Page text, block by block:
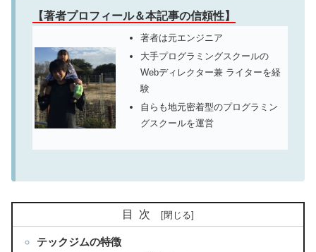
【著者プロフィール＆本記事の信頼性】
著者は元エンジニア
大手プログラミングスクールの
Webディレクター兼 ライターを経
験
自らも地元密着型のプログラミン
グスクールを運営
目次
テックジムの特徴